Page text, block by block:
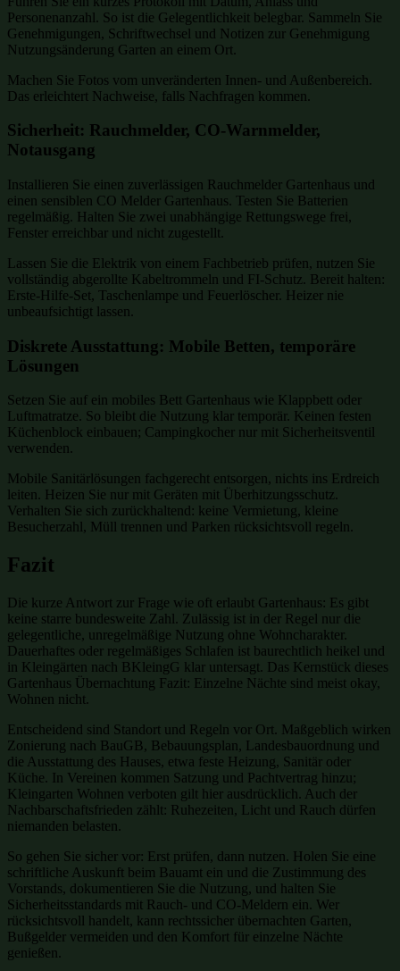
Personenanzahl. So ist die Gelegentlichkeit belegbar. Sammeln Sie
Genehmigungen, Schriftwechsel und Notizen zur Genehmigung
Nutzungsänderung Garten an einem Ort.
Machen Sie Fotos vom unveränderten Innen- und Außenbereich.
Das erleichtert Nachweise, falls Nachfragen kommen.
Sicherheit: Rauchmelder, CO-Warnmelder,
Notausgang
Installieren Sie einen zuverlässigen Rauchmelder Gartenhaus und
einen sensiblen CO Melder Gartenhaus. Testen Sie Batterien
regelmäßig. Halten Sie zwei unabhängige Rettungswege frei,
Fenster erreichbar und nicht zugestellt.
Lassen Sie die Elektrik von einem Fachbetrieb prüfen, nutzen Sie
vollständig abgerollte Kabeltrommeln und FI-Schutz. Bereit halten:
Erste-Hilfe-Set, Taschenlampe und Feuerlöscher. Heizer nie
unbeaufsichtigt lassen.
Diskrete Ausstattung: Mobile Betten, temporäre
Lösungen
Setzen Sie auf ein mobiles Bett Gartenhaus wie Klappbett oder
Luftmatratze. So bleibt die Nutzung klar temporär. Keinen festen
Küchenblock einbauen; Campingkocher nur mit Sicherheitsventil
verwenden.
Mobile Sanitärlösungen fachgerecht entsorgen, nichts ins Erdreich
leiten. Heizen Sie nur mit Geräten mit Überhitzungsschutz.
Verhalten Sie sich zurückhaltend: keine Vermietung, kleine
Besucherzahl, Müll trennen und Parken rücksichtsvoll regeln.
Fazit
Die kurze Antwort zur Frage wie oft erlaubt Gartenhaus: Es gibt
keine starre bundesweite Zahl. Zulässig ist in der Regel nur die
gelegentliche, unregelmäßige Nutzung ohne Wohncharakter.
Dauerhaftes oder regelmäßiges Schlafen ist baurechtlich heikel und
in Kleingärten nach BKleingG klar untersagt. Das Kernstück dieses
Gartenhaus Übernachtung Fazit: Einzelne Nächte sind meist okay,
Wohnen nicht.
Entscheidend sind Standort und Regeln vor Ort. Maßgeblich wirken
Zonierung nach BauGB, Bebauungsplan, Landesbauordnung und
die Ausstattung des Hauses, etwa feste Heizung, Sanitär oder
Küche. In Vereinen kommen Satzung und Pachtvertrag hinzu;
Kleingarten Wohnen verboten gilt hier ausdrücklich. Auch der
Nachbarschaftsfrieden zählt: Ruhezeiten, Licht und Rauch dürfen
niemanden belasten.
So gehen Sie sicher vor: Erst prüfen, dann nutzen. Holen Sie eine
schriftliche Auskunft beim Bauamt ein und die Zustimmung des
Vorstands, dokumentieren Sie die Nutzung, und halten Sie
Sicherheitsstandards mit Rauch- und CO-Meldern ein. Wer
rücksichtsvoll handelt, kann rechtssicher übernachten Garten,
Bußgelder vermeiden und den Komfort für einzelne Nächte
genießen.